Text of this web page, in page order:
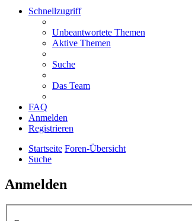
Schnellzugriff
Unbeantwortete Themen
Aktive Themen
Suche
Das Team
FAQ
Anmelden
Registrieren
Startseite Foren-Übersicht
Suche
Anmelden